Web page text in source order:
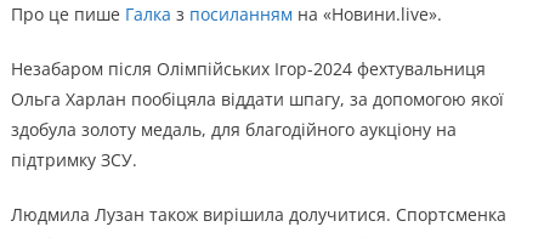
Про це пише Галка з посиланнямна «Новини.live».
Незабаром після Олімпійських Ігор-2024 фехтувальниця
Ольга Харлан пообіцяла віддати шпагу, за допомогою якої
здобула золоту медаль, для благодійного аукціону на
підтримку ЗСУ.
Людмила Лузан також вирішила долучитися. Спортсменка